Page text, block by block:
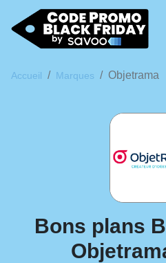
Accueil Marques Objetrama
Bons plans